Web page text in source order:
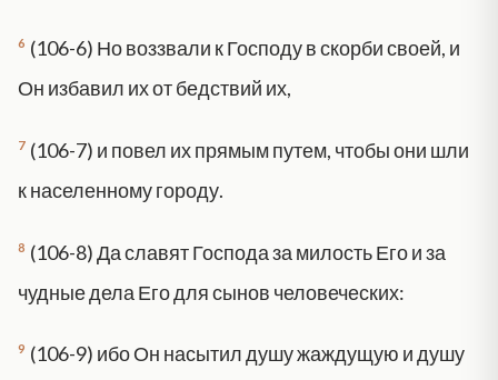
6 (106-6) Но воззвали к Господу в скорби своей, и
Он избавил их от бедствий их,
7 (106-7) и повел их прямым путем, чтобы они шли
к населенному городу.
8 (106-8) Да славят Господа за милость Его и за
чудные дела Его для сынов человеческих:
9 (106-9) ибо Он насытил душу жаждущую и душу